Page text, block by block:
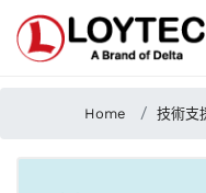
Home 技術支